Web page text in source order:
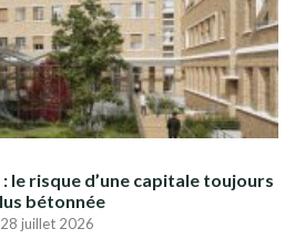
le risque d’une capitale toujours
bétonnée
28 juillet 2026